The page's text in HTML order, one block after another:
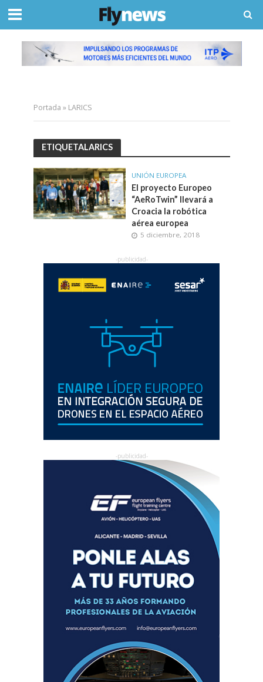
Portada » LARICS
ETIQUETALARICS
UNIÓN EUROPEA
El proyecto Europeo
“AeRoTwin” llevará a
Croacia la robótica
aérea europea
5 diciembre, 2018